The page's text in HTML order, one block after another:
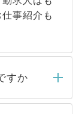
事紹介も
すか
当者がご